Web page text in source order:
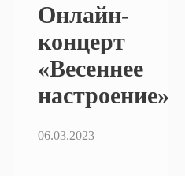
Онлайн-
концерт
«Весеннее
настроение»
06.03.2023